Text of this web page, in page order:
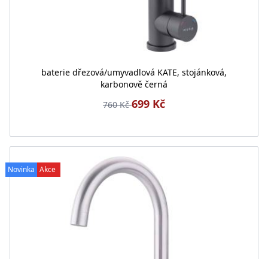
baterie dřezová/umyvadlová KATE, stojánková,
karbonově černá
760 Kč699 Kč
Novinka Akce